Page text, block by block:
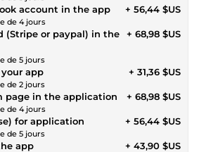
account in the app
de 4 jours
+ 56,44 $US
(Stripe or paypal) in the
de 5 jours
+ 68,98 $US
your app
de 2 jours
+ 31,36 $US
page in the application
de 4 jours
+ 68,98 $US
for application
de 5 jours
+ 56,44 $US
app + 43,90 $US